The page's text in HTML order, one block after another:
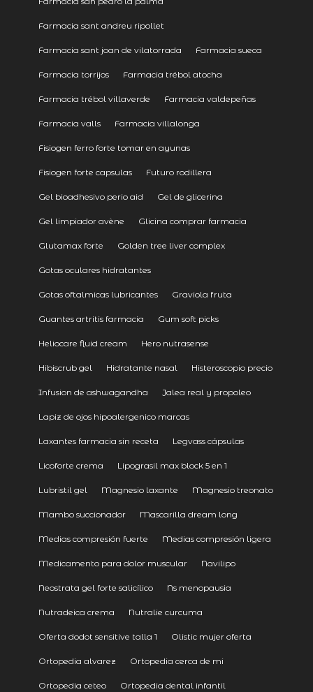
Farmacia sant andreu ripollet
Farmacia sant joan de vilatorrada Farmacia sueca
Farmacia torrijos Farmacia trébol atocha
Farmacia trébol villaverde Farmacia valdepeñas
Farmacia valls Farmacia villalonga
Fisiogen ferro forte tomar en ayunas
Fisiogen forte capsulas Futuro rodillera
Gel bioadhesivo perio aid Gel de glicerina
Gel limpiador avène Glicina comprar farmacia
Glutamax forte Golden tree liver complex
Gotas oculares hidratantes
Gotas oftalmicas lubricantes Graviola fruta
Guantes artritis farmacia Gum soft picks
Heliocare fluid cream Hero nutrasense
Hibiscrub gel Hidratante nasal Histeroscopio precio
Infusion de ashwagandha Jalea real y propoleo
Lapiz de ojos hipoalergenico marcas
Laxantes farmacia sin receta Legvass cápsulas
Licoforte crema Lipograsil max block 5 en 1
Lubristil gel Magnesio laxante Magnesio treonato
Mambo succionador Mascarilla dream long
Medias compresión fuerte Medias compresión ligera
Medicamento para dolor muscular Navilipo
Neostrata gel forte salicílico Ns menopausia
Nutradeica crema Nutralie curcuma
Oferta dodot sensitive talla 1 Olistic mujer oferta
Ortopedia alvarez Ortopedia cerca de mi
Ortopedia ceteo Ortopedia dental infantil